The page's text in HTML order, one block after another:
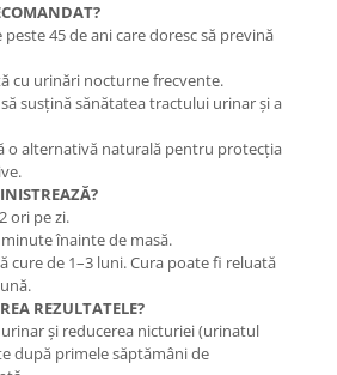
45 de ani care doresc să prevină
cu urinări nocturne frecvente.
susțină sănătatea tractului urinar și a
o alternativă naturală pentru protecția
ori pe zi.
minute înainte de masă.
cure de 1–3 luni. Cura poate fi reluată
REZULTATELE?
și reducerea nicturiei (urinatul
după primele săptămâni de